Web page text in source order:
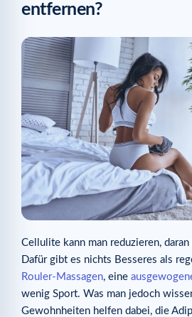
entfernen?
Cellulite kann man reduzieren,
Dafür gibt es nichts Besseres als
Rouler-Massagen, eine
wenig Sport. Was man jedoch
Gewohnheiten helfen dabei, die